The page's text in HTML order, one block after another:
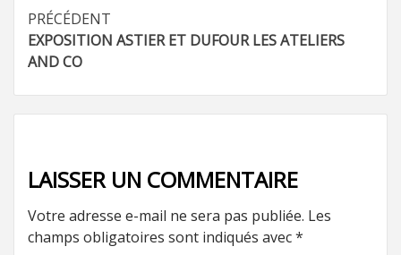
Navigation
d’article
PRÉCÉDENT
EXPOSITION ASTIER ET DUFOUR LES ATELIERS
AND CO
LAISSER UN COMMENTAIRE
Votre adresse e-mail ne sera pas publiée. Les
champs obligatoires sont indiqués avec*